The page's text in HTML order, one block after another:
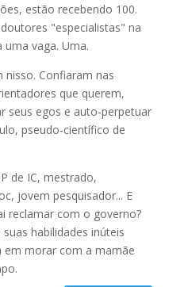
estão recebendo 100.
"especialistas" na
uma vaga. Uma.
Confiaram nas
que querem,
seus egos e auto-perpetuar
pseudo-científico de
de IC, mestrado,
jovem pesquisador... E
reclamar com o governo?
suas habilidades inúteis
em morar com a mamãe